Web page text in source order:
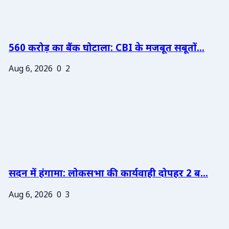
560 करोड़ का बैंक घोटाला: CBI के मजबूत सबूतों...
Aug 6, 2026 0 2
सदन में हंगामा: लोकसभा की कार्यवाही दोपहर 2 ब...
Aug 6, 2026 0 3